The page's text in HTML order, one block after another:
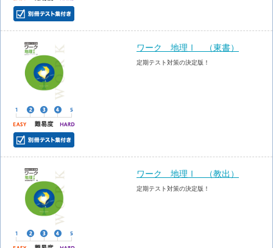
ワーク 地理Ⅰ （東書）
定期テスト対策の決定版！
ワーク 地理Ⅰ （教出）
定期テスト対策の決定版！